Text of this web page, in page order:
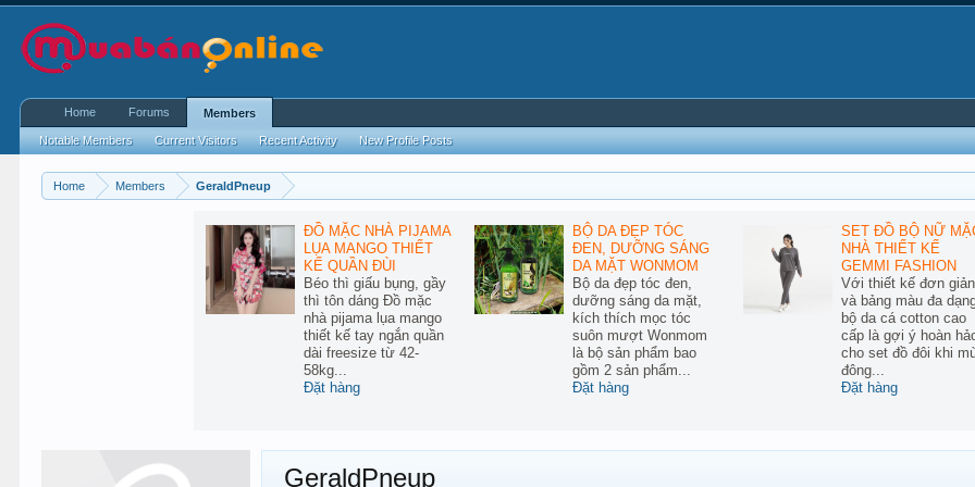
Home Members GeraldPneup
ĐỒ MẶC NHÀ PIJAMA
LỤA MANGO THIẾT
KẾ QUẦN ĐÙI
Béo thì giấu bụng, gầy
thì tôn dáng Đồ mặc
nhà pijama lụa mango
thiết kế tay ngắn quần
dài freesize từ 42-
58kg...
Đặt hàng
BỘ DA ĐẸP TÓC
ĐEN, DƯỠNG SÁNG
DA MẶT WONMOM
Bộ da đẹp tóc đen,
dưỡng sáng da mặt,
kích thích mọc tóc
suôn mượt Wonmom
là bộ sản phẩm bao
gồm 2 sản phẩm...
Đặt hàng
SET ĐỒ BỘ NỮ
NHÀ THIẾT KẾ
GEMMI FASHION
Với thiết kế đơn giản
và bảng màu đa
bộ da cá cotton cao
cấp là gợi ý hoàn
cho set đồ đôi khi
đông...
Đặt hàng
GeraldPneup
Home Forums Members
Notable Members Current Visitors Recent Activity New Profile Posts